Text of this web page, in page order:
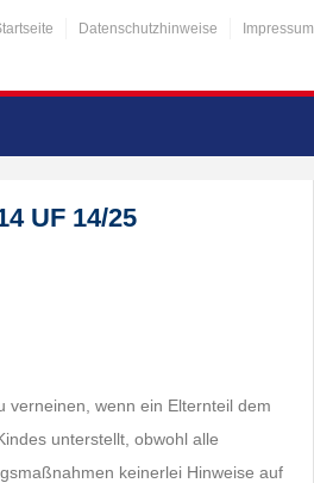
Datenschutzhinweise Impressum
UF 14/25
verneinen, wenn ein Elternteil dem
unterstellt, obwohl alle
keinerlei Hinweise auf